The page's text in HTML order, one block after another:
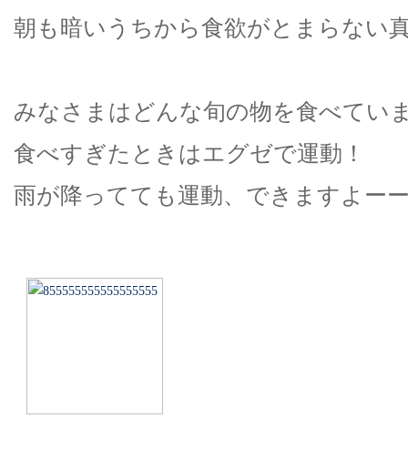
朝も暗いうちから食欲がとまらない
みなさまはどんな旬の物を食べてい
食べすぎたときはエグゼで運動！
雨が降ってても運動、できますよー